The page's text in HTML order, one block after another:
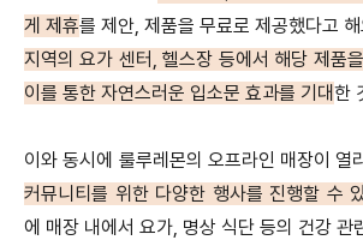
게 제휴를 제안, 제품을 무료로 제공했다고 해
지역의 요가 센터, 헬스장 등에서 해당 제품
이를 통한 자연스러운 입소문 효과를 기대한
이와 동시에 룰루레몬의 오프라인 매장이 열
커뮤니티를 위한 다양한 행사를 진행할 수
에 매장 내에서 요가, 명상 식단 등의 건강 관